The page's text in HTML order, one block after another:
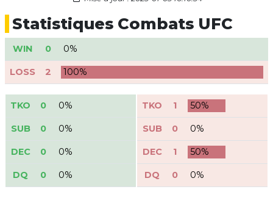
Statistiques Combats UFC
WIN 0 0%
LOSS 2 100%
TKO 0 0%
SUB 0 0%
DEC 0 0%
DQ 0 0%
TKO 1 50%
SUB 0 0%
DEC 1 50%
DQ 0 0%